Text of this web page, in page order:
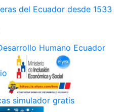
del Ecuador desde 1533
Humano Ecuador
simulador gratis